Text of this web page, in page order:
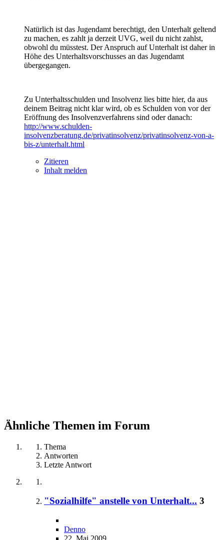
Natürlich ist das Jugendamt berechtigt, den Unterhalt geltend
zu machen, es zahlt ja derzeit UVG, weil du nicht zahlst,
obwohl du müsstest. Der Anspruch auf Unterhalt ist daher in
Höhe des Unterhaltsvorschusses an das Jugendamt
übergegangen.
Zu Unterhaltsschulden und Insolvenz lies bitte hier, da aus
deinem Beitrag nicht klar wird, ob es Schulden von vor der
Eröffnung des Insolvenzverfahrens sind oder danach:
http://www.schulden-
insolvenzberatung.de/privatinsolvenz/privatinsolvenz-von-a-
bis-z/unterhalt.html
Zitieren
Inhalt melden
Ähnliche Themen im Forum
Thema
Antworten
Letzte Antwort
"Sozialhilfe" anstelle von Unterhalt... 3
Denno
22. Mai 2009